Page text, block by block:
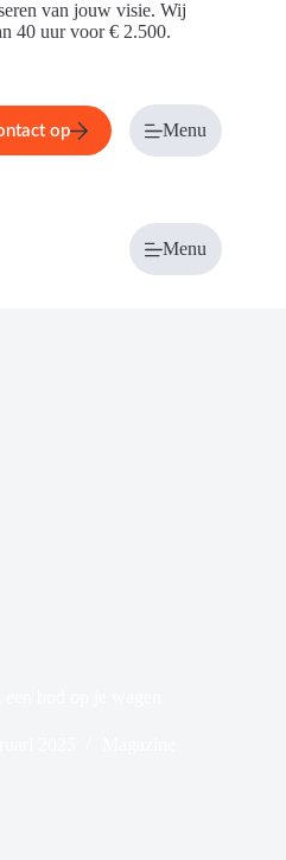
van jouw visie. Wij
40 uur voor € 2.500.
Service Over ons
op Menu
Menu